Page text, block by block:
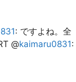
: ですよね。全
@kaimaru0831: